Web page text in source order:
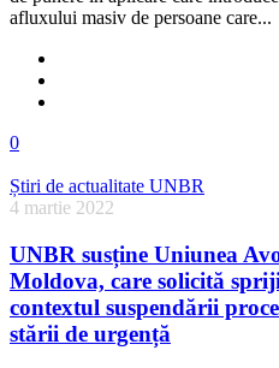
afluxului masiv de persoane care...
0
Știri de actualitate UNBR
4 martie 2022
UNBR susține Uniunea
Moldova, care solicită
contextul suspendării
stării de urgență